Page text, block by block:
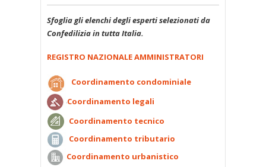
Sfoglia gli elenchi degli esperti selezionati da
Confedilizia in tutta Italia.
REGISTRO NAZIONALE AMMINISTRATORI
Coordinamento condominiale
Coordinamento legali
Coordinamento tecnico
Coordinamento tributario
Coordinamento urbanistico